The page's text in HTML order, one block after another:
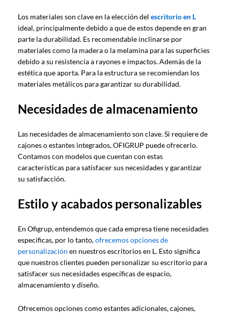
Los materiales son clave en la elección del escritorio en L
ideal, principalmente debido a que de estos depende en gran
parte la durabilidad. Es recomendable inclinarse por
materiales como la madera o la melamina para las superficies
debido a su resistencia a rayones e impactos. Además de la
estética que aporta. Para la estructura se recomiendan los
materiales metálicos para garantizar su durabilidad.
Necesidades de almacenamiento
Las necesidades de almacenamiento son clave. Si requiere de
cajones o estantes integrados, OFIGRUP puede ofrecerlo.
Contamos con modelos que cuentan con estas
características para satisfacer sus necesidades y garantizar
su satisfacción.
Estilo y acabados personalizables
En Ofigrup, entendemos que cada empresa tiene necesidades
específicas, por lo tanto,ofrecemos opciones de
personalización en nuestros escritorios en L. Esto significa
que nuestros clientes pueden personalizar su escritorio para
satisfacer sus necesidades específicas de espacio,
almacenamiento y diseño.
Ofrecemos opciones como estantes adicionales, cajones,